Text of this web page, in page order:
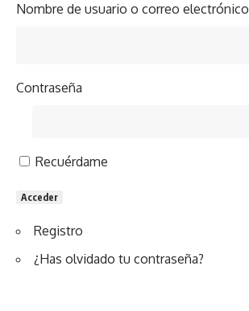
Nombre de usuario o correo electrónico
Contraseña
Recuérdame
Acceder
Registro
¿Has olvidado tu contraseña?